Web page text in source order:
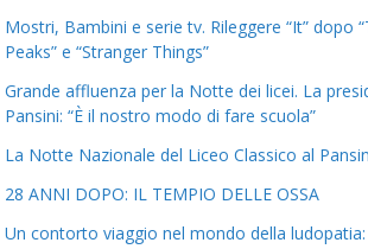
Mostri, Bambini e serie tv. Rileggere “It” dopo
Peaks” e “Stranger Things”
Grande affluenza per la Notte dei licei. La
Pansini: “È il nostro modo di fare scuola”
La Notte Nazionale del Liceo Classico al
28 ANNI DOPO: IL TEMPIO DELLE OSSA
Un contorto viaggio nel mondo della ludopatia: